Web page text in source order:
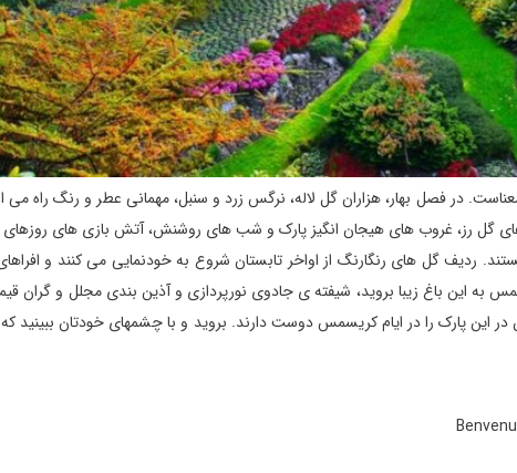
بهشت به تمام معناست. در فصل بهار، هزاران گل لاله، نرگس زرد و سنبل، مهمانی عطر و رنگ راه می
های گل رز، غروب های هیجان انگیز پارک و شب های روشنش، آتش بازی های روزهای
ردیف گل های رنگارنگ از اواخر تابستان شروع به خودنمایی می کنند و
به این باغ زیبا بروید، شیفته ی جادوی نورپردازی و آذین بندی مجلل و گران
پارک را در ایام کریسمس دوست دارند. بروید و با چشمهای خودتان ببینید که